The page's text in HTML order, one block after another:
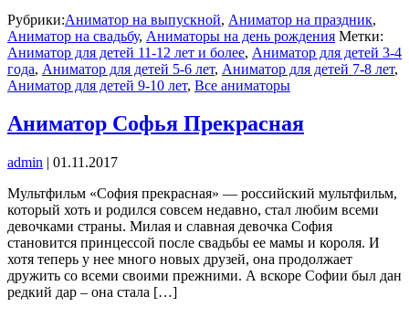
Рубрики:Аниматор на выпускной, Аниматор на праздник,
Аниматор на свадьбу, Аниматоры на день рождения Метки:
Аниматор для детей 11-12 лет и более, Аниматор для детей 3-4
года, Аниматор для детей 5-6 лет, Аниматор для детей 7-8 лет,
Аниматор для детей 9-10 лет, Все аниматоры
Аниматор Софья Прекрасная
admin | 01.11.2017
Мультфильм «София прекрасная» — российский мультфильм,
который хоть и родился совсем недавно, стал любим всеми
девочками страны. Милая и славная девочка София
становится принцессой после свадьбы ее мамы и короля. И
хотя теперь у нее много новых друзей, она продолжает
дружить со всеми своими прежними. А вскоре Софии был дан
редкий дар – она стала […]